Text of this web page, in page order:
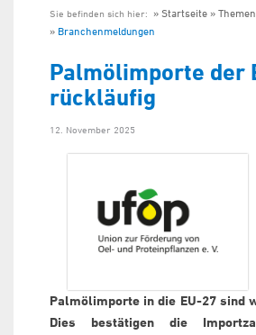
Sie befinden sich hier: Startseite
Themen
Branchenmeldungen
Palmölimporte der
rückläufig
12. November 2025
Palmölimporte in die EU-27 sind
Dies bestätigen die